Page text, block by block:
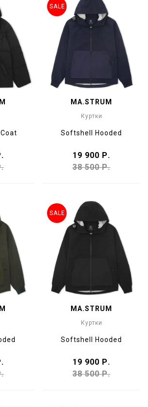
MA.STRUM
Куртки
Softshell Hooded
19 900 Р.
38 500 Р.
SALE
MA.STRUM
Куртки
Softshell Hooded
19 900 Р.
38 500 Р.
SALE